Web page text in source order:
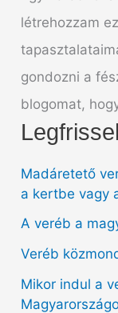
létrehozzam
gondozni a
blogomat,
Madáretető
a kertbe vagy
A veréb a
Veréb
Mikor indul a